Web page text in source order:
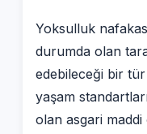
Yoksulluk
durumda olan
edebileceği bir
yaşam
olan asgari